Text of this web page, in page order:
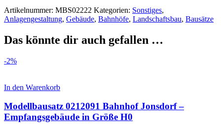
Artikelnummer: MBS02222 Kategorien: Sonstiges,
Anlagengestaltung, Gebäude, Bahnhöfe, Landschaftsbau, Bausätze
Das könnte dir auch gefallen …
-2%
In den Warenkorb
Modellbausatz 0212091 Bahnhof Jonsdorf –
Empfangsgebäude in Größe H0